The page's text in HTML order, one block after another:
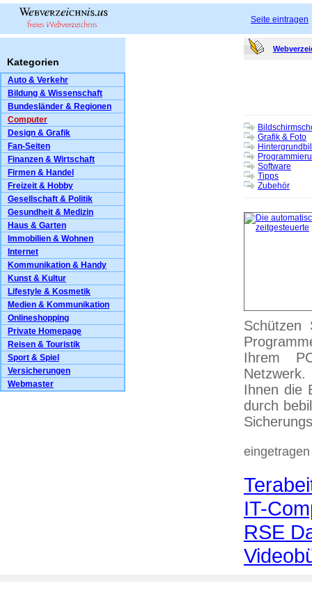
Seite eintragen
Kategorien
Auto & Verkehr
Bildung & Wissenschaft
Bundesländer & Regionen
Computer
Design & Grafik
Fan-Seiten
Finanzen & Wirtschaft
Firmen & Handel
Freizeit & Hobby
Gesellschaft & Politik
Gesundheit & Medizin
Haus & Garten
Immobilien & Wohnen
Internet
Kommunikation & Handy
Kunst & Kultur
Lifestyle & Kosmetik
Medien & Kommunikation
Onlineshopping
Private Homepage
Reisen & Touristik
Sport & Spiel
Versicherungen
Webmaster
Grafik & Foto
Software
Tipps
Zubehör
Schützen
Ihrem
Ihnen die
durch
IT-
RSE